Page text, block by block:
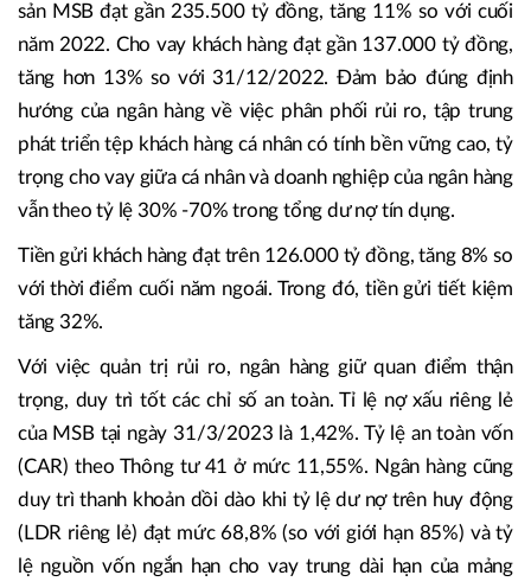
sản MSB đạt gần 235.500 tỷ đồng, tăng 11% so với cuối
năm 2022. Cho vay khách hàng đạt gần 137.000 tỷ đồng,
tăng hơn 13% so với 31/12/2022. Đảm bảo đúng định
hướng của ngân hàng về việc phân phối rủi ro, tập trung
phát triển tệp khách hàng cá nhân có tính bền vững cao, tỷ
trọng cho vay giữa cá nhân và doanh nghiệp của ngân hàng
vẫn theo tỷ lệ 30% -70% trong tổng dư nợ tín dụng.
Tiền gửi khách hàng đạt trên 126.000 tỷ đồng, tăng 8% so
với thời điểm cuối năm ngoái. Trong đó, tiền gửi tiết kiệm
tăng 32%.
Với việc quản trị rủi ro, ngân hàng giữ quan điểm thận
trọng, duy trì tốt các chỉ số an toàn. Tỉ lệ nợ xấu riêng lẻ
của MSB tại ngày 31/3/2023 là 1,42%. Tỷ lệ an toàn vốn
(CAR) theo Thông tư 41 ở mức 11,55%. Ngân hàng cũng
duy trì thanh khoản dồi dào khi tỷ lệ dư nợ trên huy động
(LDR riêng lẻ) đạt mức 68,8% (so với giới hạn 85%) và tỷ
lệ nguồn vốn ngắn hạn cho vay trung dài hạn của mảng